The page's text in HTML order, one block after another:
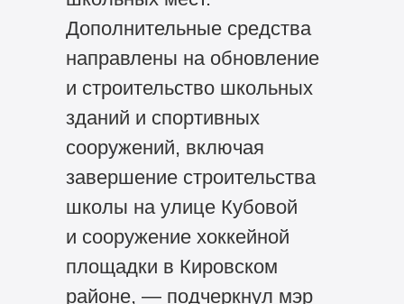
Дополнительные средства
направлены на обновление
и строительство школьных
зданий и спортивных
сооружений, включая
завершение строительства
школы на улице Кубовой
и сооружение хоккейной
площадки в Кировском
районе, — подчеркнул мэр